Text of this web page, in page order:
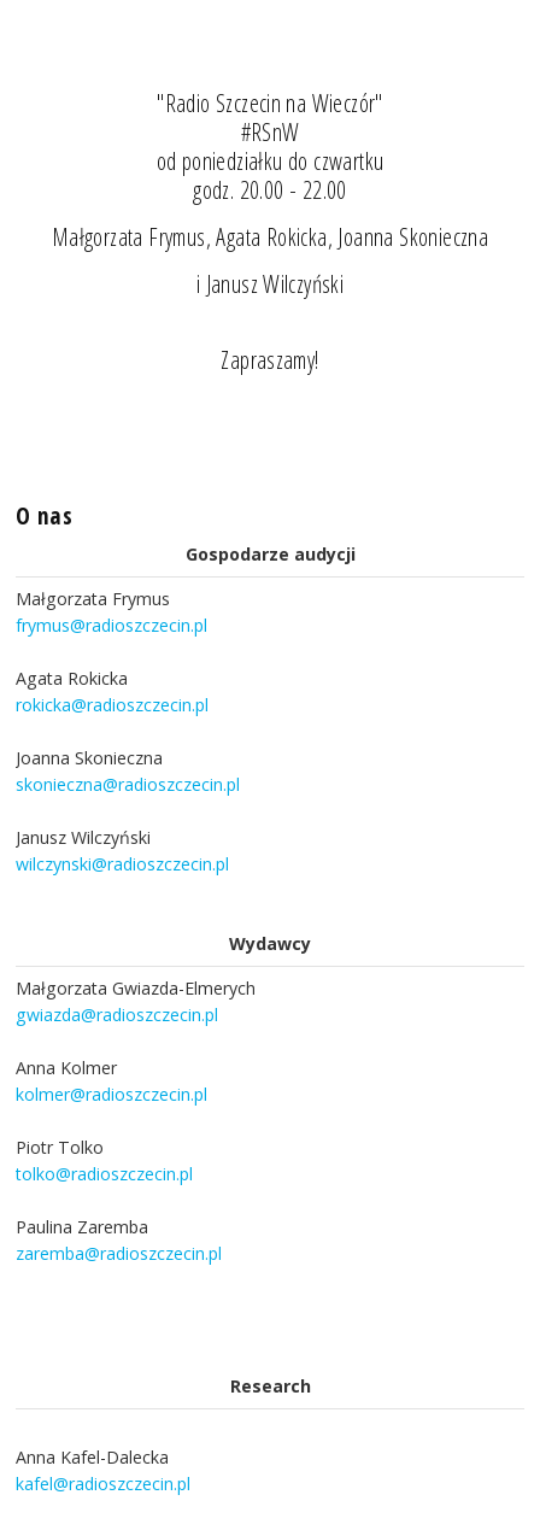
"Radio Szczecin na Wieczór"
#RSnW
od poniedziałku do czwartku
godz. 20.00 - 22.00
Małgorzata Frymus, Agata Rokicka, Joanna Skonieczna
i Janusz Wilczyński
Zapraszamy!
O nas
Gospodarze audycji
Małgorzata Frymus
frymus@radioszczecin.pl
Agata Rokicka
rokicka@radioszczecin.pl
Joanna Skonieczna
skonieczna@radioszczecin.pl
Janusz Wilczyński
wilczynski@radioszczecin.pl
Wydawcy
Małgorzata Gwiazda-Elmerych
gwiazda@radioszczecin.pl
Anna Kolmer
kolmer@radioszczecin.pl
Piotr Tolko
tolko@radioszczecin.pl
Paulina Zaremba
zaremba@radioszczecin.pl
Research
Anna Kafel-Dalecka
kafel@radioszczecin.pl